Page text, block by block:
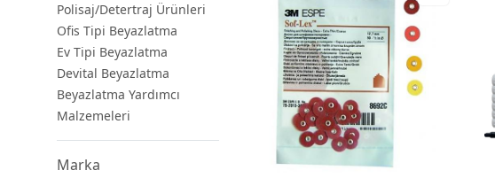
Polisaj/Detertraj Ürünleri
Ofis Tipi Beyazlatma
Ev Tipi Beyazlatma
Devital Beyazlatma
Beyazlatma Yardımcı
Malzemeleri
Marka